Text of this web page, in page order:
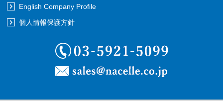
English Company Profile
個人情報保護方針